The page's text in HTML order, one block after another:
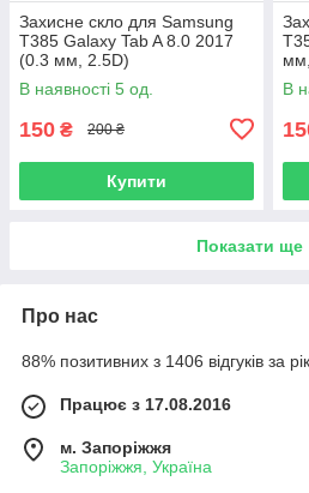
Захисне скло для Samsung
T385 Galaxy Tab A 8.0 2017
(0.3 мм, 2.5D)
В наявності 5 од.
150 ₴ 200 ₴
Купити
В
Показати ще
Про нас
88% позитивних з 1406 відгуків за рік
Працює з 17.08.2016
м. Запоріжжя
Запоріжжя, Україна